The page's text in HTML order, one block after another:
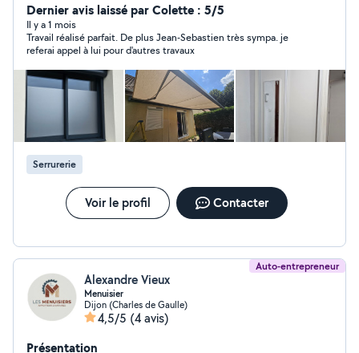
diverses : volets roulants, serrures, placards - service de
Dépannage - motorisation portails ou porte de garage -
pose de parquet, revêtement de sol - tous types de
travaux bricolage - travaux de peinture - montage de
meubles Instagram : @actarus.21 On dit de moi que je
suis fiable, professionnel, ponctuel et sérieux A votre
Dernier avis laissé par Colette : 5/5
Il y a 1 mois
Travail réalisé parfait. De plus Jean-Sebastien très sympa. je
referai appel à lui pour d'autres travaux
Serrurerie
Voir le profil Contacter
Auto-entrepreneur
Alexandre Vieux
Menuisier
Dijon (Charles de Gaulle)
4,5/5 (4 avis)
Présentation